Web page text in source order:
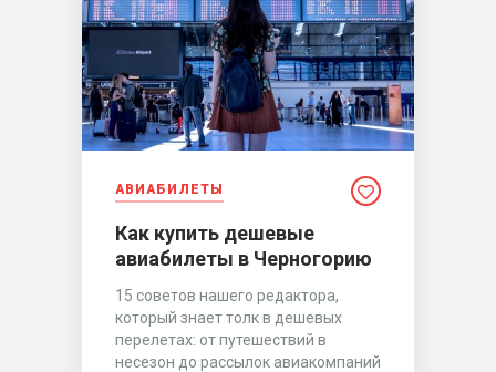
АВИАБИЛЕТЫ
Как купить дешевые
авиабилеты в Черногорию
15 советов нашего редактора,
который знает толк в дешевых
перелетах: от путешествий в
несезон до рассылок авиакомпаний